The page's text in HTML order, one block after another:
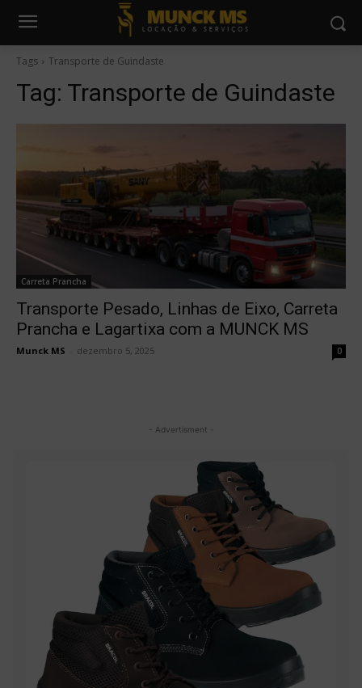
Tags Transporte de Guindaste
Tag: Transporte de Guindaste
Carreta Prancha
Transporte Pesado, Linhas de Eixo, Carreta
Prancha e Lagartixa com a MUNCK MS
Munck MS dezembro 5, 2025 0
- Advertisment -